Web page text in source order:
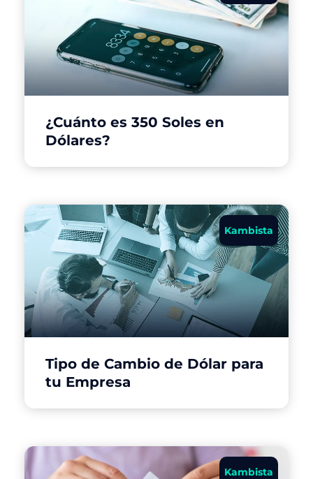
¿Cuánto es 350 Soles en
Dólares?
Kambista
Tipo de Cambio de Dólar para
tu Empresa
Kambista